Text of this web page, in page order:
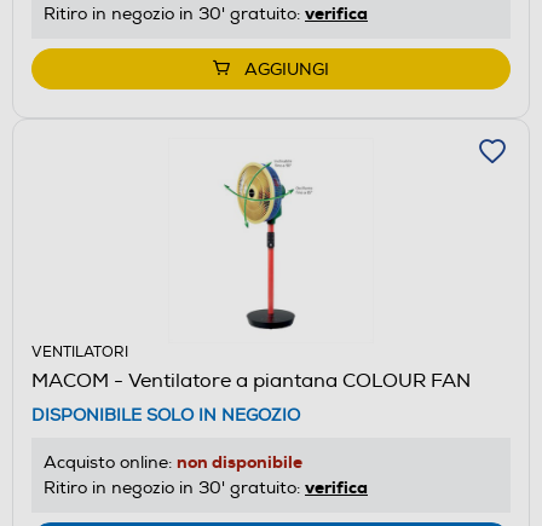
Ritiro in negozio in 30' gratuito: verifica
AGGIUNGI
VENTILATORI
MACOM - Ventilatore a piantana COLOUR FAN
DISPONIBILE SOLO IN NEGOZIO
Acquisto online: non disponibile
Ritiro in negozio in 30' gratuito: verifica